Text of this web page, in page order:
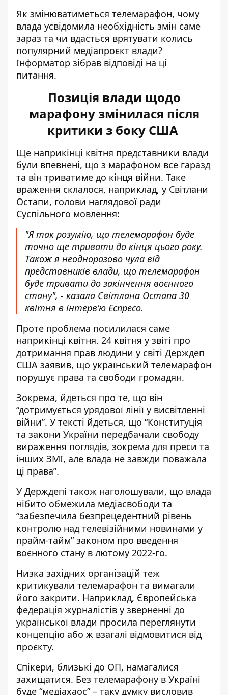
Як змінюватиметься телемарафон, чому
влада усвідомила необхідність змін саме
зараз та чи вдасться врятувати колись
популярний медіапроєкт влади?
Інформатор зібрав відповіді на ці
питання.
Позиція влади щодо
марафону змінилася після
критики з боку США
Ще наприкінці квітня представники влади
були впевнені, що з марафоном все гаразд
та він триватиме до кінця війни. Таке
враження склалося, наприклад, у Світлани
Остапи, голови наглядової ради
Суспільного мовлення:
"Я так розумію, що телемарафон буде
точно ще тривати до кінця цього року.
Також я неодноразово чула від
представників влади, що телемарафон
буде тривати до закінчення воєнного
стану", - казала Світлана Остапа 30
квітня в інтерв’ю Еспресо.
Проте проблема посилилася саме
наприкінці квітня. 24 квітня у звіті про
дотримання прав людини у світі Держдеп
США заявив, що український телемарафон
порушує права та свободи громадян.
Зокрема, йдеться про те, що він
“дотримується урядової лінії у висвітленні
війни”. У тексті йдеться, що “Конституція
та закони України передбачали свободу
вираження поглядів, зокрема для преси та
інших ЗМІ, але влада не завжди поважала
ці права”.
У Держдепі також наголошували, що влада
нібито обмежила медіасвободи та
“забезпечила безпрецедентний рівень
контролю над телевізійними новинами у
прайм-тайм” законом про введення
воєнного стану в лютому 2022-го.
Низка західних організацій теж
критикували телемарафон та вимагали
його закрити. Наприклад, Європейська
федерація журналістів у зверненні до
української влади просила переглянути
концепцію або ж взагалі відмовитися від
проєкту.
Спікери, близькі до ОП, намагалися
захищатися. Без телемарафону в Україні
буде “медіахаос” – таку думку висловив